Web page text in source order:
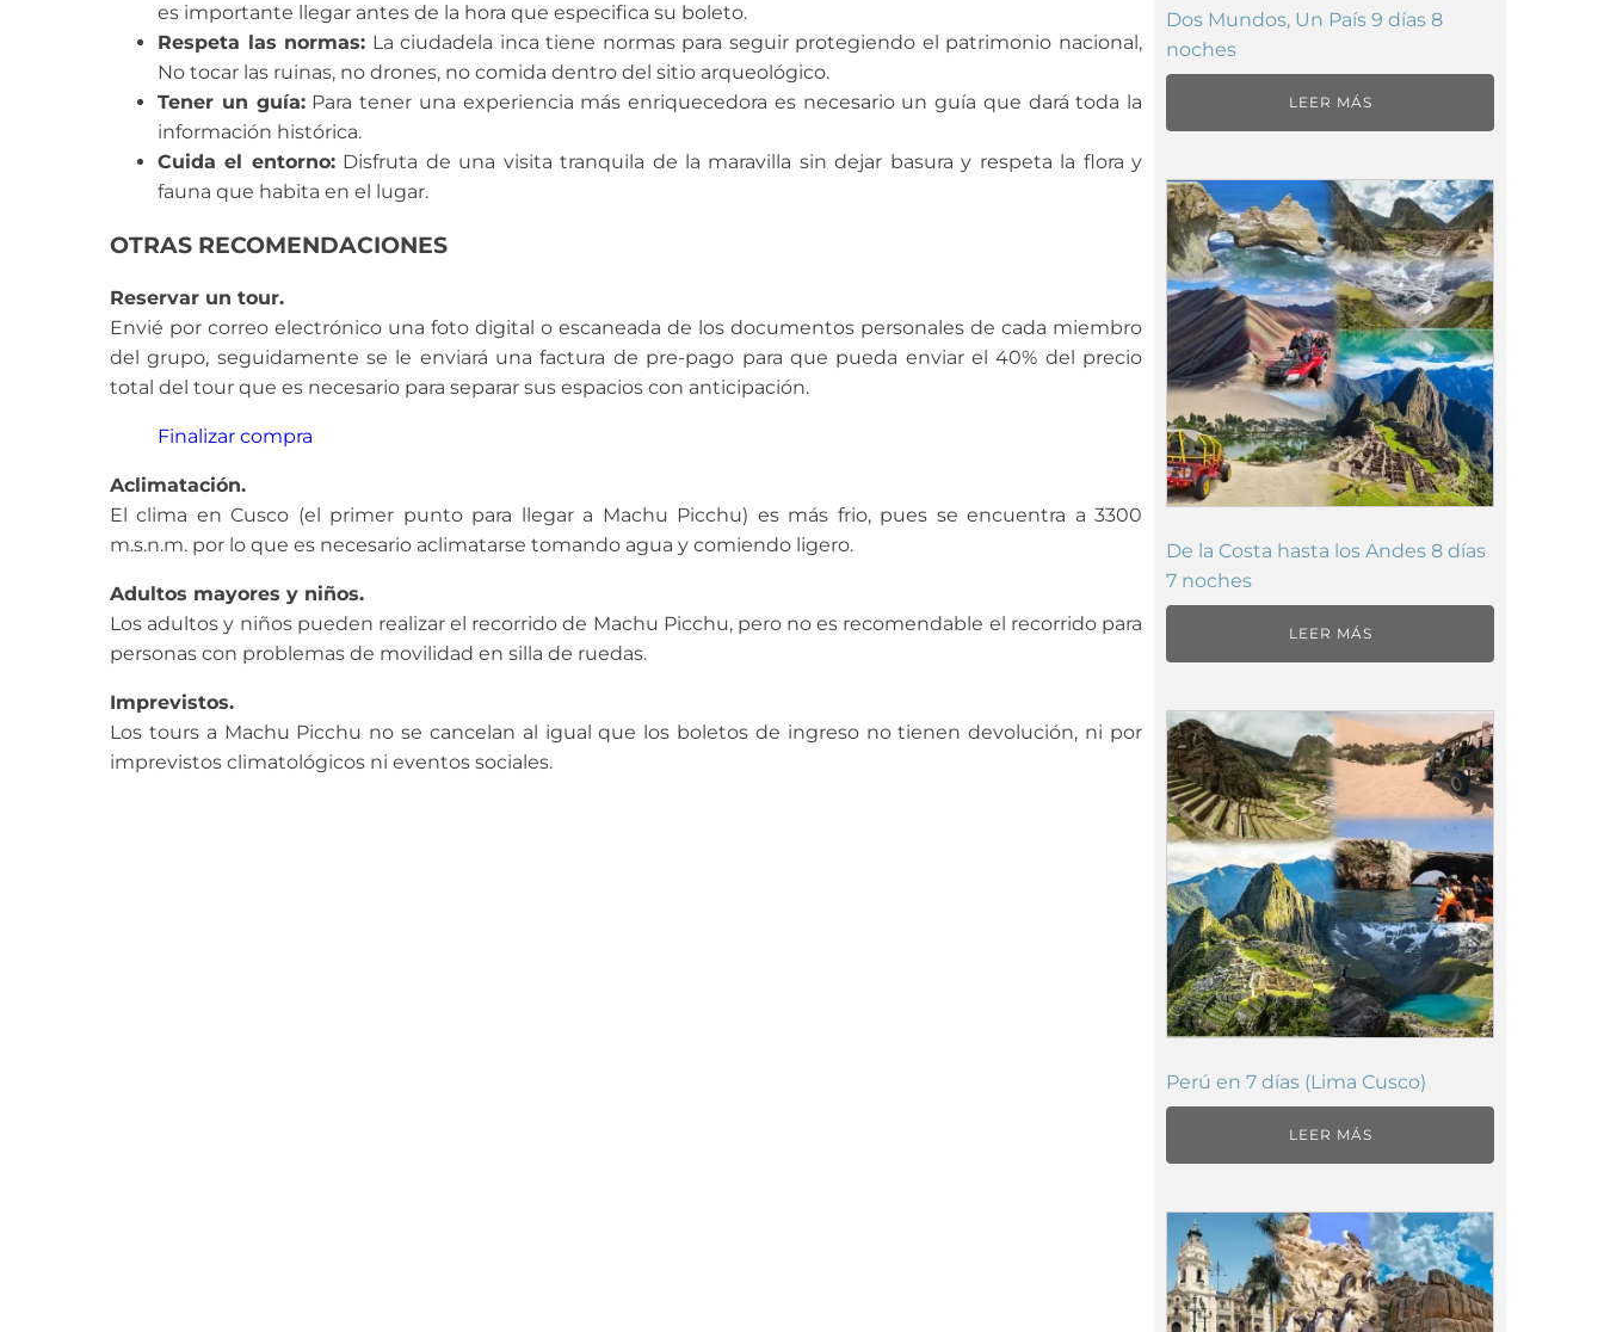
es importante llegar antes de la hora que especifica su boleto.
Respeta las normas: La ciudadela inca tiene normas para seguir protegiendo el patrimonio nacional,
No tocar las ruinas, no drones, no comida dentro del sitio arqueológico.
Tener un guía:Para tener una experiencia más enriquecedora es necesario un guía que dará toda la
información histórica.
Cuida el entorno:Disfruta de una visita tranquila de la maravilla sin dejar basura y respeta la flora y
fauna que habita en el lugar.
OTRAS RECOMENDACIONES
Reservar un tour.
Envié por correo electrónico una foto digital o escaneada de los documentos personales de cada miembro
del grupo, seguidamente se le enviará una factura de pre-pago para que pueda enviar el 40% del precio
total del tour que es necesario para separar sus espacios con anticipación.
Finalizar compra
Aclimatación.
El clima en Cusco (el primer punto para llegar a Machu Picchu) es más frio, pues se encuentra a 3300
m.s.n.m. por lo que es necesario aclimatarse tomando agua y comiendo ligero.
Adultos mayores y niños.
Los adultos y niños pueden realizar el recorrido de Machu Picchu, pero no es recomendable el recorrido para
personas con problemas de movilidad en silla de ruedas.
Imprevistos.
Los tours a Machu Picchu no se cancelan al igual que los boletos de ingreso no tienen devolución, ni por
imprevistos climatológicos ni eventos sociales.
Dos Mundos, Un País 9 días 8
noches
LEER MÁS
De la Costa hasta los Andes 8 días
7 noches
LEER MÁS
Perú en 7 días (Lima Cusco)
LEER MÁS